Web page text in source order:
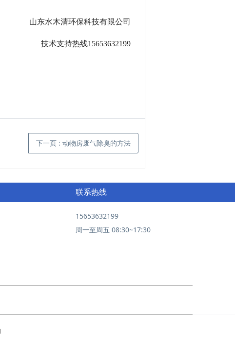
山东水木清环保科技有限公司
技术支持热线15653632199
下一页 : 动物房废气除臭的方法
联系热线
15653632199
周一至周五 08:30~17:30